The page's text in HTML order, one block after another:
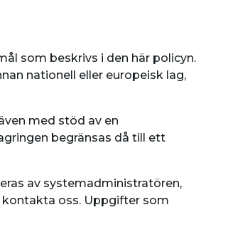
som beskrivs i den här policyn.
nationell eller europeisk lag,
med stöd av en
begränsas då till ett
av systemadministratören,
oss. Uppgifter som